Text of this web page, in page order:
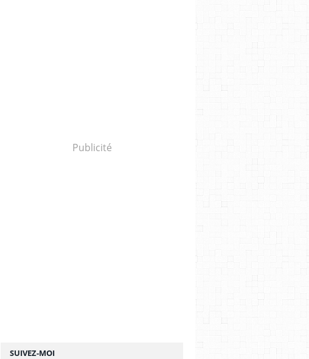
SUIVEZ-MOI
Publicité